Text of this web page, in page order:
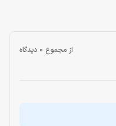
از مجموع 0 دیدگاه